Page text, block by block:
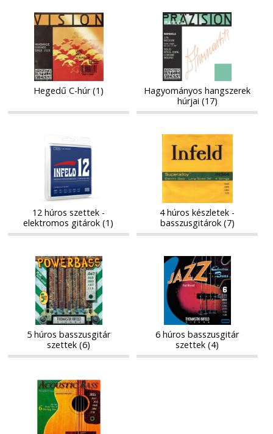
Hegedű
Hegedű
Hegedű C-húr (1)
Hagyományos
hangszerek
Hagyományos
hangszerek
Hagyományos hangszerek
húrjai (17)
elektromos
elektromos
12 húros szettek -
elektromos gitárok (1)
készletek
basszusgitárok
basszusgitárok
4 húros készletek -
basszusgitárok (7)
basszusgitár
szettek
basszusgitár
szettek
5 húros basszusgitár
szettek (6)
basszusgitár
basszusgitár
szettek
6 húros basszusgitár
szettek (4)
Akusztikus
basszusgitár
húrkészletek
Akusztikus
basszusgitár
húrkészletek